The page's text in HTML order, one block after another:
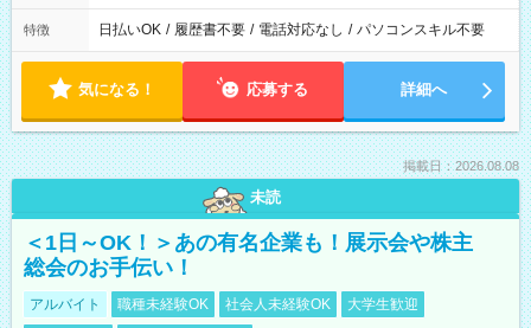
特徴 日払いOK / 履歴書不要 / 電話対応なし / パソコンスキル不要
気になる！ 応募する 詳細へ
掲載日：2026.08.08
未読
＜1日～OK！＞あの有名企業も！展示会や株主
総会のお手伝い！
アルバイト 職種未経験OK 社会人未経験OK
大学生歓迎